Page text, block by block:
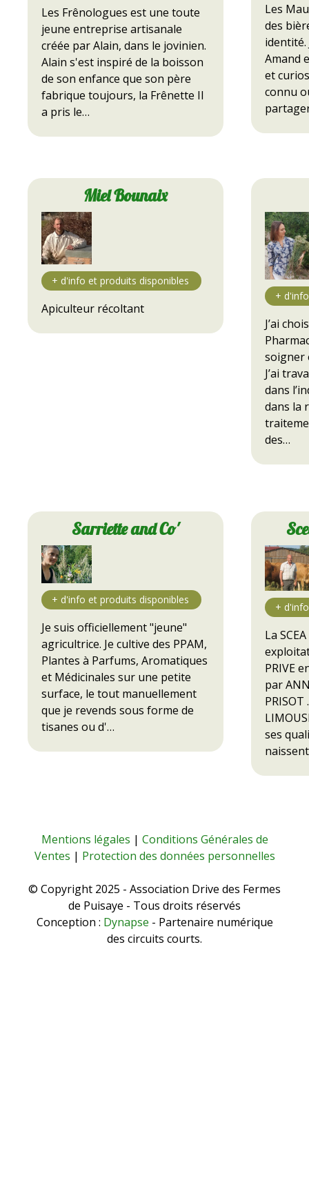
Les Frênologues est une toute
jeune entreprise artisanale
créée par Alain, dans le jovinien.
Alain s'est inspiré de la boisson
de son enfance que son père
fabrique toujours, la Frênette Il
a pris le…
Les
des
identité.
Amand
et
connu
Miel Bounaix
Apiculteur récoltant
J’ai
soigner
J’ai
dans
dans la
des…
Sarriette and Co'
Je suis officiellement "jeune"
agricultrice. Je cultive des PPAM,
Plantes à Parfums, Aromatiques
et Médicinales sur une petite
surface, le tout manuellement
que je revends sous forme de
tisanes ou d'…
La
PRIVE
par
ses
Mentions légales | Conditions Générales de
Ventes | Protection des données personnelles
© Copyright 2025 - Association Drive des Fermes
de Puisaye - Tous droits réservés
Conception : Dynapse - Partenaire numérique
des circuits courts.